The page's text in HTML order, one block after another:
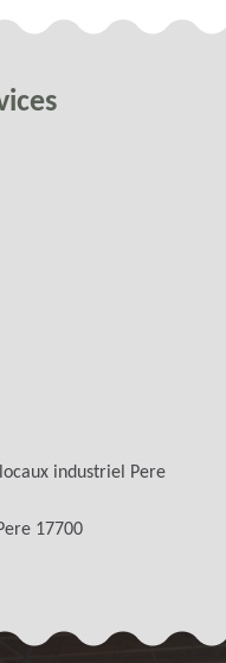
industriel Pere
17700